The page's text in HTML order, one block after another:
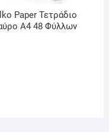
Paper Τετράδιο
Α4 48 Φύλλων